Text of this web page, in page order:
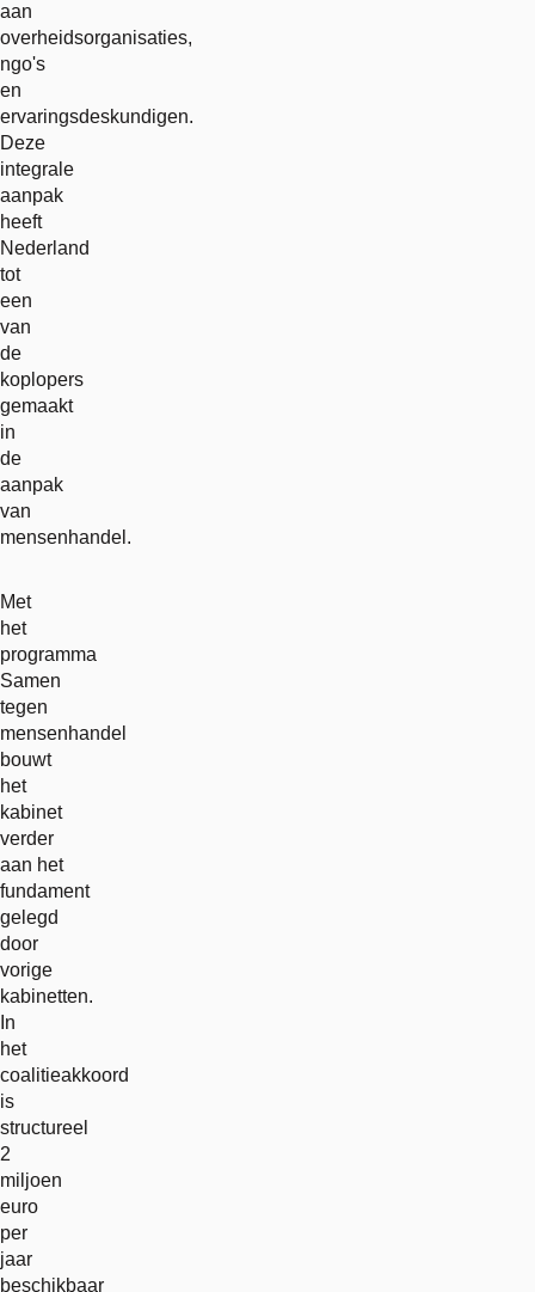
aan
overheidsorganisaties,
ngo's
en
ervaringsdeskundigen.
Deze
integrale
aanpak
heeft
Nederland
tot
een
van
de
koplopers
gemaakt
in
de
aanpak
van
mensenhandel.
Met
het
programma
Samen
tegen
mensenhandel
bouwt
het
kabinet
verder
aan het
fundament
gelegd
door
vorige
kabinetten.
In
het
coalitieakkoord
is
structureel
2
miljoen
euro
per
jaar
beschikbaar